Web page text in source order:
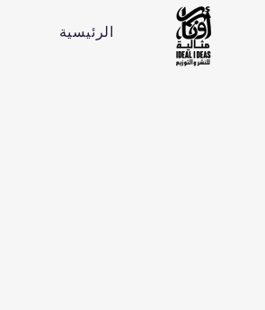
الرئيسية